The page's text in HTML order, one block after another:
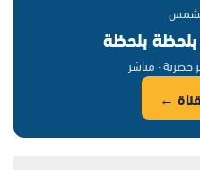
بلحظة بلحظة
حصرية · مباشر
←